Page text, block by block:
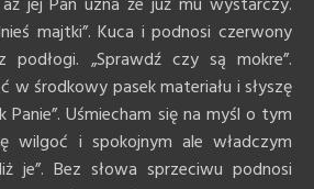
majtki”. Kuca i podnosi czerwony
podłogi. „Sprawdź czy są mokre”.
w środkowy pasek materiału i słyszę
Uśmiecham się na myśl o tym
wilgoć i spokojnym ale władczym
je”. Bez słowa sprzeciwu podnosi